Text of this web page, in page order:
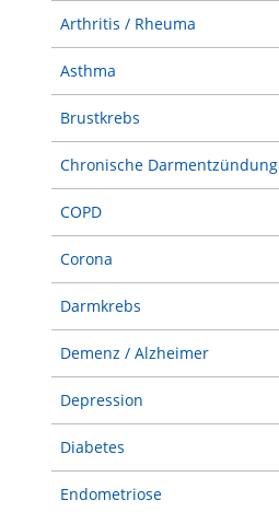
Arthritis / Rheuma
Asthma
Brustkrebs
Chronische Darmentzündung
COPD
Corona
Darmkrebs
Demenz / Alzheimer
Depression
Diabetes
Endometriose